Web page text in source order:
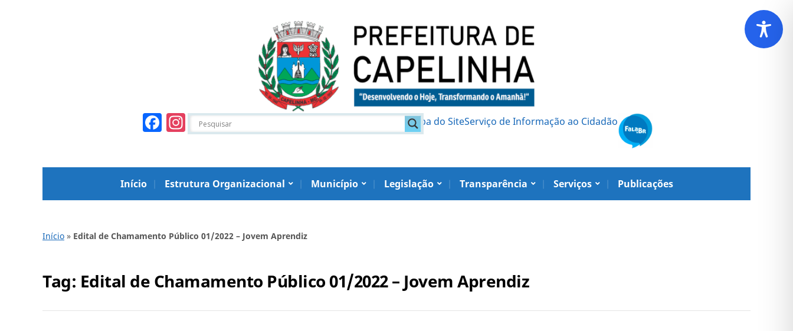
Facebook
Instagram Mapa do SiteServiço de Informação ao Cidadão
Início Estrutura Organizacional Município Legislação Transparência Serviços Publicações
Início » Edital de Chamamento Público 01/2022 – Jovem Aprendiz
Tag: Edital de Chamamento Público 01/2022 – Jovem Aprendiz